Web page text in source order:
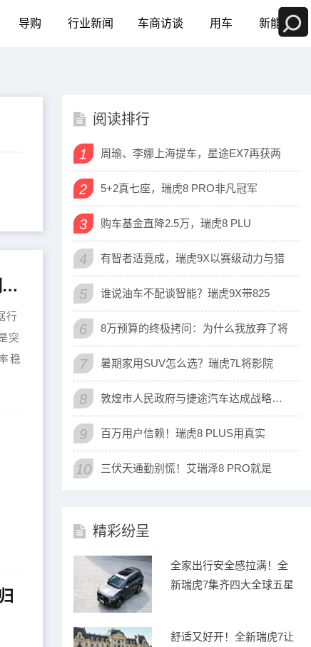
导购 行业新闻 车商访谈 用车 新能源
2026年北京汽车贴膜推荐榜：五家主流授权门店的客观测评与选型参考
行
突
稳
阅读排行
1 周瑜、李娜上海提车，星途EX7再获两
2 5+2真七座，瑞虎8 PRO非凡冠军
3 购车基金直降2.5万，瑞虎8 PLU
4 有智者适竟成，瑞虎9X以赛级动力与猎
5 谁说油车不配谈智能？瑞虎9X带825
6 8万预算的终极拷问：为什么我放弃了将
7 暑期家用SUV怎么选？瑞虎7L将影院
8 敦煌市人民政府与捷途汽车达成战略合作
9 百万用户信赖！瑞虎8 PLUS用真实
10 三伏天通勤别慌！艾瑞泽8 PRO就是
精彩纷呈
全家出行安全感拉满！全
新瑞虎7集齐四大全球五星
舒适又好开！全新瑞虎7让